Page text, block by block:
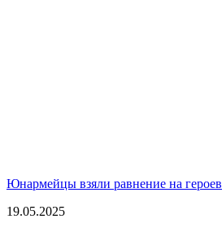
Юнармейцы взяли равнение на героев
19.05.2025